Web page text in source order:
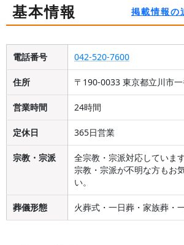
基本情報 掲載情報の
電話番号 042-520-7600
住所 〒190-0033 東京都立川市
営業時間 24時間
定休日 365日営業
宗教・宗派
全宗教・宗派対応しています
宗教・宗派が不明な方もお
い。
葬儀形態 火葬式・一日葬・家族葬・